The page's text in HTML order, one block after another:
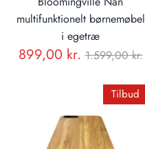
multifunktionelt børnemøbel
i egetræ
899,00 kr. Normal
1.599,00 kr.
Tilbud